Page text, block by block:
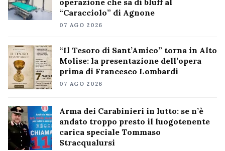
operazione che sa di bluff al
“Caracciolo” di Agnone
07 AGO 2026
“Il Tesoro di Sant’Amico” torna in Alto
Molise: la presentazione dell’opera
prima di Francesco Lombardi
07 AGO 2026
Arma dei Carabinieri in lutto: se n’è
andato troppo presto il luogotenente
carica speciale Tommaso
Stracqualursi